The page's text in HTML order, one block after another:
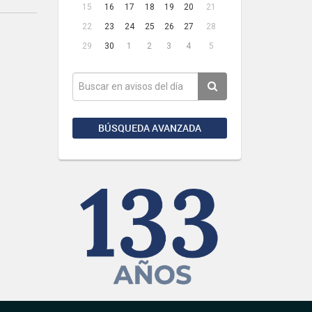
15 16 17 18 19 20
21
22
23 24 25 26 27
28
29
30 1 2 3 4 5
BÚSQUEDA AVANZADA